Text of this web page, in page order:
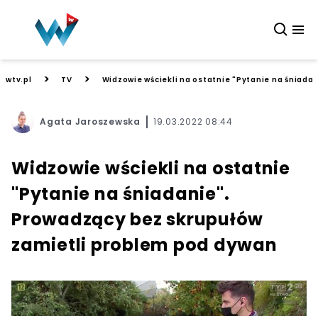
wtv.pl > TV > Widzowie wściekli na ostatnie "Pytanie na
Agata Jaroszewska 19.03.2022 08:44
Widzowie wściekli na ostatnie
"Pytanie na śniadanie".
Prowadzący bez skrupułów
zamietli problem pod dywan